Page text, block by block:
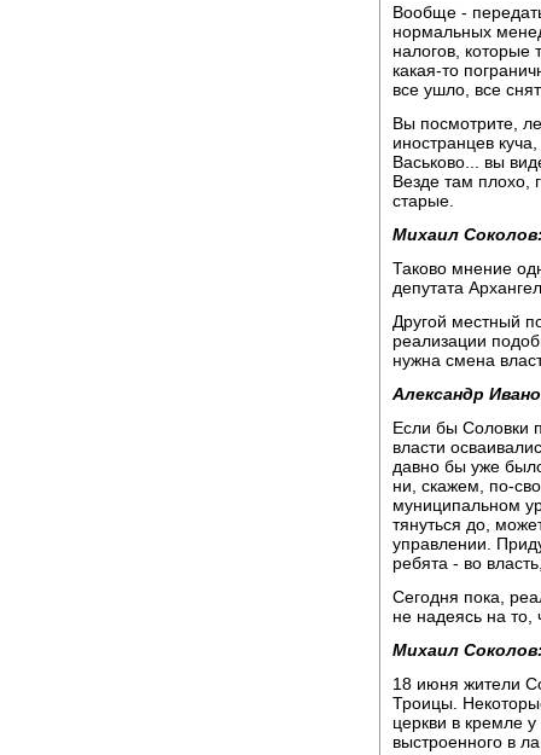
Вообще -
нормальных
налогов,
какая-то
все ушло, все
Вы посмотрите,
иностранцев
Васьково... вы
Везде там плохо,
старые.
Михаил
Таково мнение
депутата
Другой местный
реализации
нужна смена
Александр
Если бы Соловки
власти
давно бы уже
ни, скажем, по-
муниципальном
тянуться до,
управлении.
ребята - во
Сегодня пока,
не надеясь на то,
Михаил
18 июня жители
Троицы.
церкви в кремле
выстроенного в